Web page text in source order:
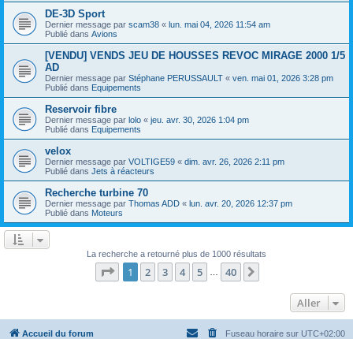
DE-3D Sport
Dernier message par scam38 « lun. mai 04, 2026 11:54 am
Publié dans Avions
[VENDU] VENDS JEU DE HOUSSES REVOC MIRAGE 2000 1/5
AD
Dernier message par Stéphane PERUSSAULT « ven. mai 01, 2026 3:28 pm
Publié dans Equipements
Reservoir fibre
Dernier message par lolo « jeu. avr. 30, 2026 1:04 pm
Publié dans Equipements
velox
Dernier message par VOLTIGE59 « dim. avr. 26, 2026 2:11 pm
Publié dans Jets à réacteurs
Recherche turbine 70
Dernier message par Thomas ADD « lun. avr. 20, 2026 12:37 pm
Publié dans Moteurs
La recherche a retourné plus de 1000 résultats
Page 1sur40
1 2 3 4 5 40
Aller
Accueil du forum Fuseau horaire sur UTC+02:00